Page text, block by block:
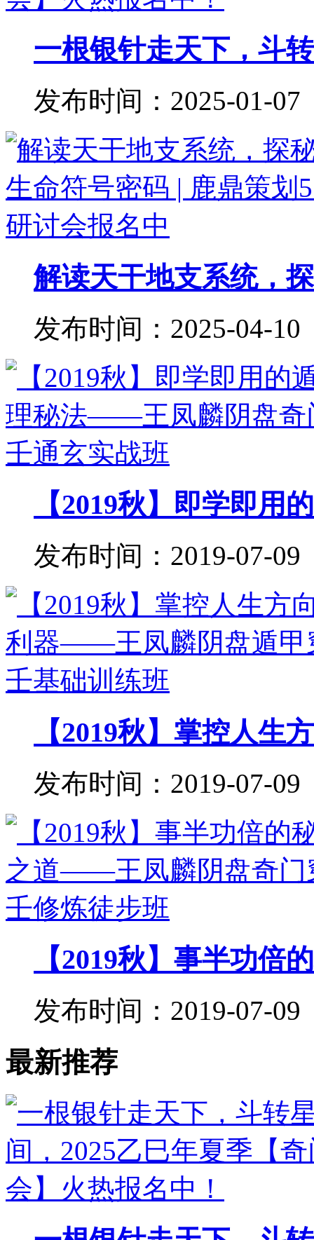
一根银针走天下，斗
发布时间：2025-01-07
解读天干地支系统，
发布时间：2025-04-10
【2019秋】即学即用
发布时间：2019-07-09
【2019秋】掌控人
发布时间：2019-07-09
【2019秋】事半功
发布时间：2019-07-09
最新推荐